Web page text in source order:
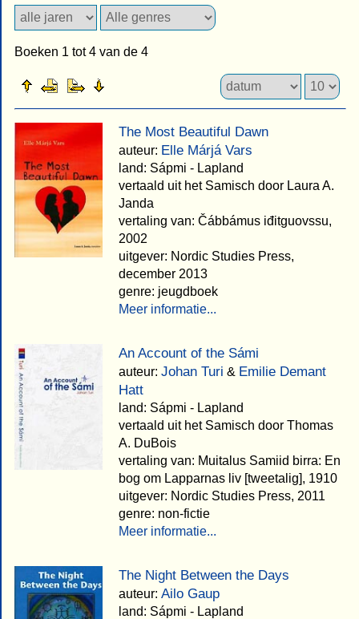
Boeken 1 tot 4 van de 4
The Most Beautiful Dawn
auteur: Elle Márjá Vars
land: Sápmi - Lapland
vertaald uit het Samisch door Laura A.
Janda
vertaling van: Čábbámus iđitguovssu,
2002
uitgever: Nordic Studies Press,
december 2013
genre: jeugdboek
Meer informatie...
An Account of the Sámi
auteur: Johan Turi & Emilie Demant
Hatt
land: Sápmi - Lapland
vertaald uit het Samisch door Thomas
A. DuBois
vertaling van: Muitalus Samiid birra: En
bog om Lapparnas liv [tweetalig], 1910
uitgever: Nordic Studies Press, 2011
genre: non-fictie
Meer informatie...
The Night Between the Days
auteur: Ailo Gaup
land: Sápmi - Lapland